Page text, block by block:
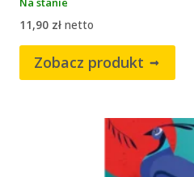
11,90 zł netto
Zobacz produkt